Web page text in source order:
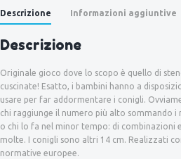
Descrizione Informazioni aggiuntive
Descrizione
Originale gioco dove lo scopo è quello di
cuscinate! Esatto, i bambini hanno a
usare per far addormentare i conigli.
chi raggiunge il numero più alto sommando i
o chi lo fa nel minor tempo: di combinazioni
molte. I conigli sono altri 14 cm. Realizzati
normative europee.